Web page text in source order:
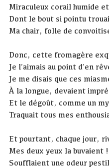
Miraculeux corail humide
Dont le bout si pointu
Ma chair, folle de
Donc, cette fromagère
Je l’aimais au point d’en
Je me disais que ces
À la longue, devaient
Et le dégoût, comme un
Traquait tous mes
Et pourtant, chaque jour,
Mes deux yeux la buvaient
Soufflaient une odeur